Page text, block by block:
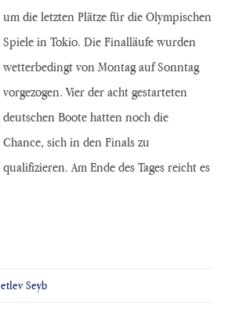
um die letzten Plätze für die Olympischen
Spiele in Tokio. Die Finalläufe wurden
wetterbedingt von Montag auf Sonntag
vorgezogen. Vier der acht gestarteten
deutschen Boote hatten noch die
Chance, sich in den Finals zu
qualifizieren. Am Ende des Tages reicht es
Seyb